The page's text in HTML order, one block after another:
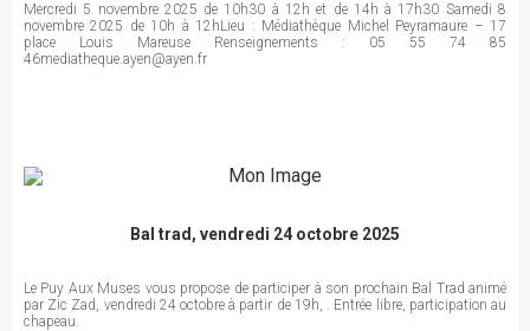
Mercredi 5 novembre 2025 de 10h30 à 12h et de 14h à 17h30 Samedi 8
novembre 2025 de 10h à 12hLieu : Médiathèque Michel Peyramaure – 17
place Louis Mareuse Renseignements : 05 55 74 85
46mediatheque.ayen@ayen.fr
Bal trad, vendredi 24 octobre 2025
Le Puy Aux Muses vous propose de participer à son prochain Bal Trad animé
par Zic Zad, vendredi 24 octobre à partir de 19h, . Entrée libre, participation au
chapeau.